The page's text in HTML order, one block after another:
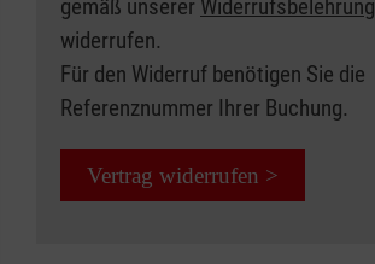
gemäß unserer Widerrufsbelehrung
widerrufen.
Für den Widerruf benötigen Sie die
Referenznummer Ihrer Buchung.
Vertrag widerrufen >